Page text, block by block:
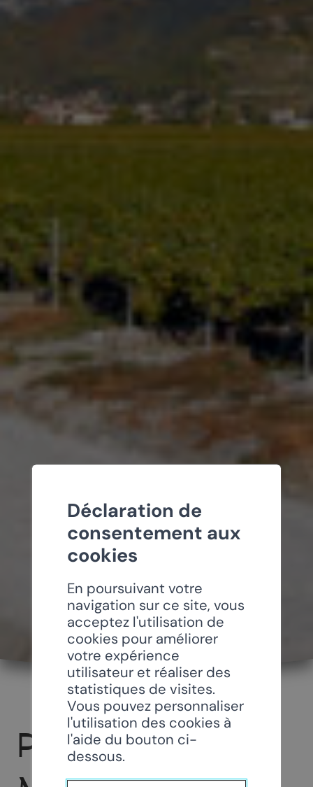
PARTENAIRES
Déclaration de
consentement aux
cookies
En poursuivant votre
navigation sur ce site, vous
acceptez l'utilisation de
cookies pour améliorer
votre expérience
utilisateur et réaliser des
statistiques de visites.
Vous pouvez personnaliser
l'utilisation des cookies à
l'aide du bouton ci-
dessous.